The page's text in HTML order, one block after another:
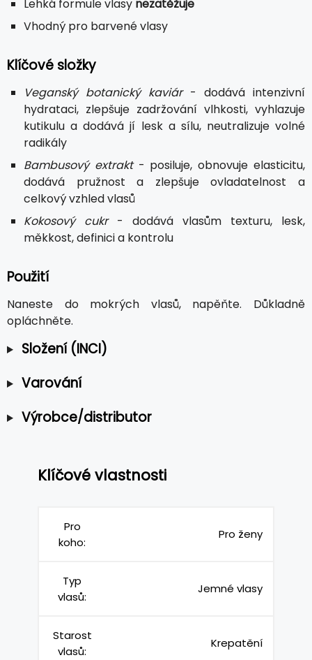
Lehká formule vlasy nezatěžuje
Vhodný pro barvené vlasy
Klíčové složky
Veganský botanický kaviár- dodává intenzivní
hydrataci, zlepšuje zadržování vlhkosti, vyhlazuje
kutikulu a dodává jí lesk a sílu, neutralizuje volné
radikály
Bambusový extrakt- posiluje, obnovuje elasticitu,
dodává pružnost a zlepšuje ovladatelnost a
celkový vzhled vlasů
Kokosový cukr- dodává vlasům texturu, lesk,
měkkost, definici a kontrolu
Použití
Naneste do mokrých vlasů, napěňte. Důkladně
opláchněte.
Složení (INCI)
Varování
Výrobce/distributor
Klíčové vlastnosti
Pro
koho:
Pro ženy
Typ
vlasů:
Jemné vlasy
Starost
vlasů:
Krepatění